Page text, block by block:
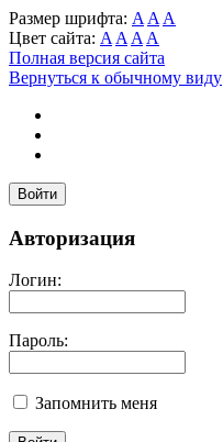
Размер шрифта: A A A
Цвет сайта: A A A A
Полная версия сайта
Вернуться к обычному виду
Войти
Авторизация
Логин:
Пароль:
Запомнить меня